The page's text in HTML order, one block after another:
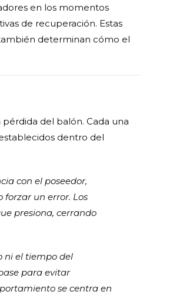
en los momentos
de recuperación. Estas
determinan cómo el
del balón. Cada una
dentro del
con el poseedor,
un error. Los
presiona, cerrando
ni el tiempo del
para evitar
se centra en